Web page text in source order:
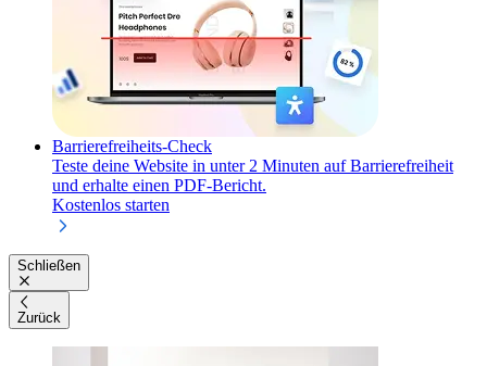
Barrierefreiheits-Check
Teste deine Website in unter 2 Minuten auf Barrierefreiheit
und erhalte einen PDF-Bericht.
Kostenlos starten
Schließen
Zurück